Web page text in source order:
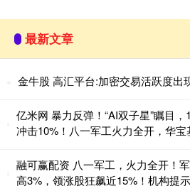
最新文章
金牛股 高汇平台:加密交易活跃度出
亿米网 暴力反弹！“AI双子星”瞩目
冲击10%！八一军工火力全开，华
融可赢配资 八一军工，火力全开！
高3%，领涨股狂飙近15%！机构提